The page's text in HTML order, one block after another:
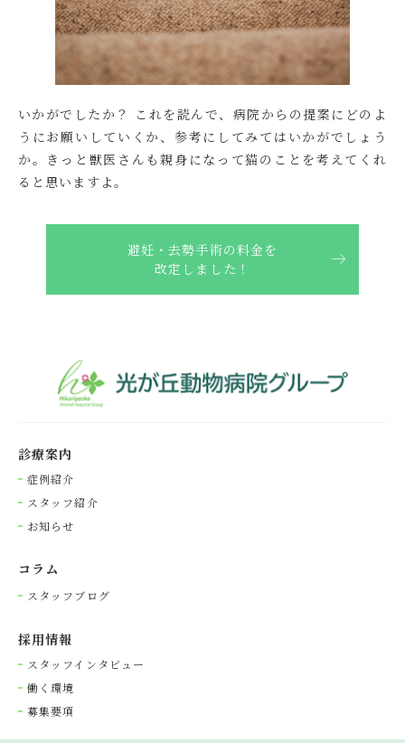
いかがでしたか？ これを読んで、病院からの提案にどのよ
うにお願いしていくか、参考にしてみてはいかがでしょう
か。きっと獣医さんも親身になって猫のことを考えてくれ
ると思いますよ。
避妊・去勢手術の料金を
改定しました！
診療案内
症例紹介
スタッフ紹介
お知らせ
コラム
スタッフブログ
採⽤情報
スタッフインタビュー
働く環境
募集要項